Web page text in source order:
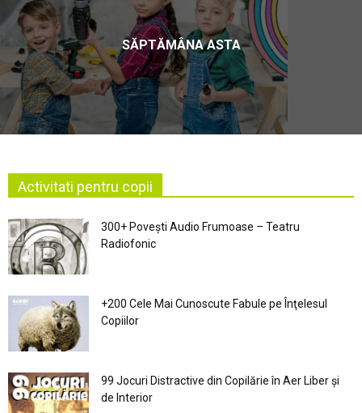
SĂPTĂMÂNA ASTA
Activitati pentru copii
300+ Povești Audio Frumoase – Teatru
Radiofonic
+200 Cele Mai Cunoscute Fabule pe Înţelesul
Copiilor
99 Jocuri Distractive din Copilărie în Aer Liber şi
de Interior